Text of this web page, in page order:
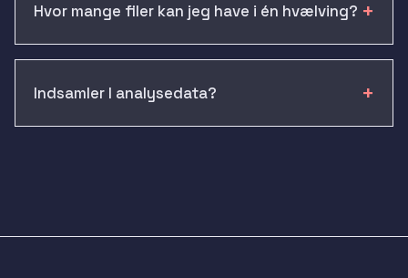
Hvor mange filer kan jeg have i én hvælving?
Indsamler I analysedata?